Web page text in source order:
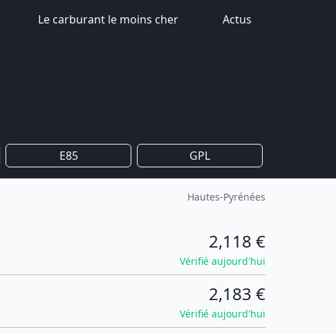
Le carburant le moins cher Actus
E85 GPL
Hautes-Pyrénées
2,118 €
Vérifié aujourd'hui
2,183 €
Vérifié aujourd'hui